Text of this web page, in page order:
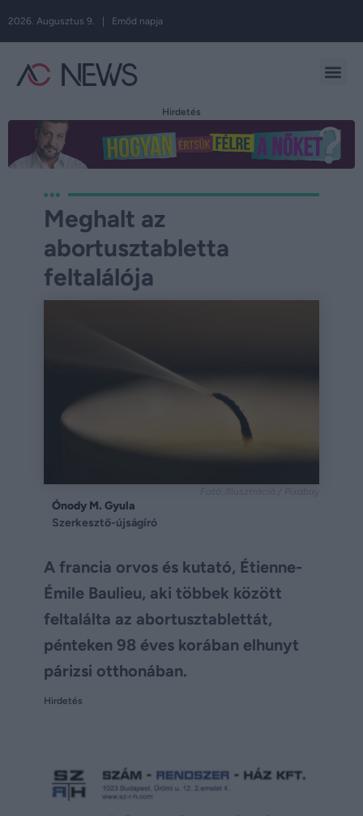
2026. Augusztus 9. | Emőd napja
Hirdetés
Meghalt az
abortusztabletta
feltalálója
Ónody M. Gyula
Szerkesztő-újságíró
A francia orvos és kutató, Étienne-
Émile Baulieu, aki többek között
feltalálta az abortusztablettát,
pénteken 98 éves korában elhunyt
párizsi otthonában.
Hirdetés